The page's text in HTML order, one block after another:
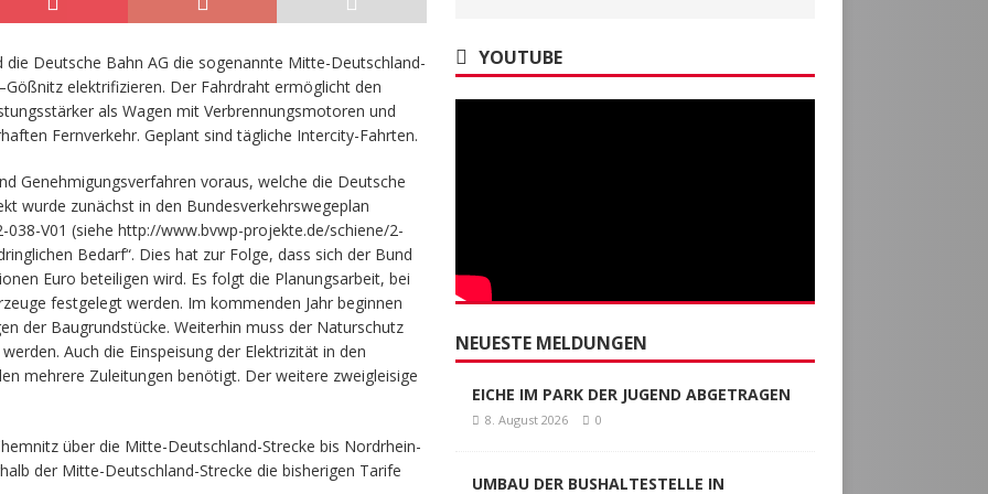
die Deutsche Bahn AG die sogenannte Mitte-Deutschland-
elektrifizieren. Der Fahrdraht ermöglicht den
als Wagen mit Verbrennungsmotoren und
Fernverkehr. Geplant sind tägliche Intercity-Fahrten.
Genehmigungsverfahren voraus, welche die Deutsche
wurde zunächst in den Bundesverkehrswegeplan
V01 (siehe http://www.bvwp-projekte.de/schiene/2-
Bedarf“. Dies hat zur Folge, dass sich der Bund
Euro beteiligen wird. Es folgt die Planungsarbeit, bei
festgelegt werden. Im kommenden Jahr beginnen
der Baugrundstücke. Weiterhin muss der Naturschutz
Auch die Einspeisung der Elektrizität in den
mehrere Zuleitungen benötigt. Der weitere zweigleisige
über die Mitte-Deutschland-Strecke bis Nordrhein-
der Mitte-Deutschland-Strecke die bisherigen Tarife
YOUTUBE
NEUESTE MELDUNGEN
EICHE IM PARK DER JUGEND ABGETRAGEN
8. August 2026 0
UMBAU DER BUSHALTESTELLE IN